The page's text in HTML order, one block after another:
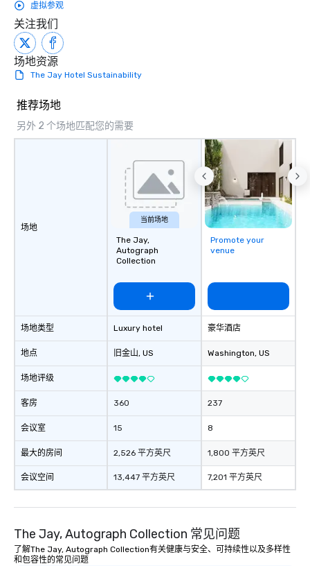
虚拟参观
关注我们
场地资源
The Jay Hotel Sustainability
推荐场地
另外 2 个场地匹配您的需要
场地
场地类型
地点
场地评级
客房
会议室
最大的房间
会议空间
当前场地
The Jay,
Autograph
Collection
Luxury hotel
旧金山, US
360
15
2,526 平方英尺
13,447 平方英尺
Promote your
venue
豪华酒店
Washington, US
237
8
1,800 平方英尺
7,201 平方英尺
The Jay, Autograph Collection 常见问题
了解The Jay, Autograph Collection有关健康与安全、可持续性以及多样性
和包容性的常见问题